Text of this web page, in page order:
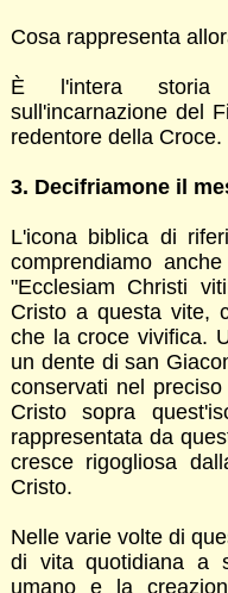
Cosa rappresenta
È l'intera storia
sull'incarnazione del
redentore della Croce.
3. Decifriamone il
L'icona biblica di
comprendiamo
"Ecclesiam Christi
Cristo a questa vite,
che la croce vivifica.
un dente di san
conservati nel
Cristo sopra
rappresentata da
cresce rigogliosa
Cristo.
Nelle varie volte di
di vita quotidiana a
umano e la